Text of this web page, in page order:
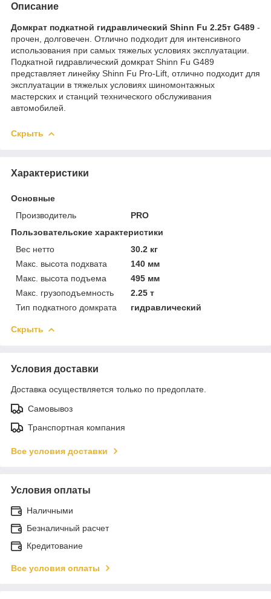
Описание
Домкрат подкатной гидравлический Shinn Fu 2.25т G489 -
прочен, долговечен. Отлично подходит для интенсивного
использования при самых тяжелых условиях эксплуатации.
Подкатной гидравлический домкрат Shinn Fu G489
представляет линейку Shinn Fu Pro-Lift, отлично подходит для
эксплуатации в тяжелых условиях шиномонтажных
мастерских и станций технического обслуживания
автомобилей.
Скрыть
Характеристики
Основные
Производитель
PRO
Пользовательские характеристики
Вес нетто
30.2 кг
Макс. высота подхвата
140 мм
Макс. высота подъема
495 мм
Макс. грузоподъемность
2.25 т
Тип подкатного домкрата
гидравлический
Скрыть
Условия доставки
Доставка осуществляется только по предоплате.
Самовывоз
Транспортная компания
Все условия доставки
Условия оплаты
Наличными
Безналичный расчет
Кредитование
Все условия оплаты